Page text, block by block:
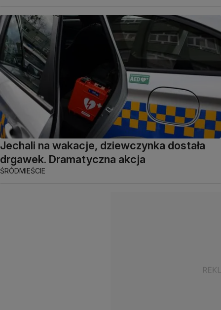
Jechali na wakacje, dziewczynka dostała
drgawek. Dramatyczna akcja
ŚRÓDMIEŚCIE